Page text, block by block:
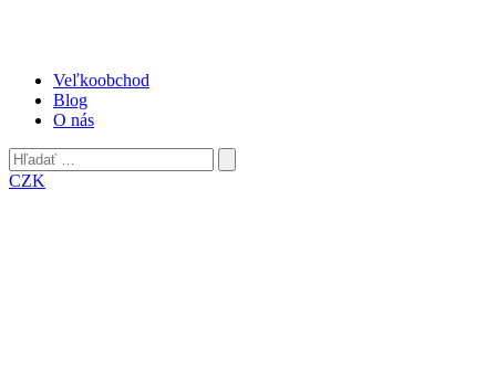
Veľkoobchod
Blog
O nás
Hľadať:
Odoslať
CZK